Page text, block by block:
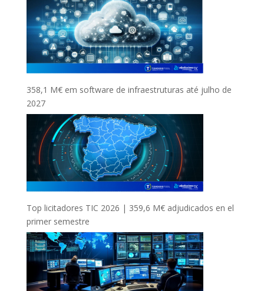
358,1 M€ em software de infraestruturas até julho de
2027
Top licitadores TIC 2026 | 359,6 M€ adjudicados en el
primer semestre